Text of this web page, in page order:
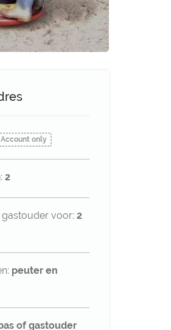
Account only
2
voor: 2
peuter en
of gastouder